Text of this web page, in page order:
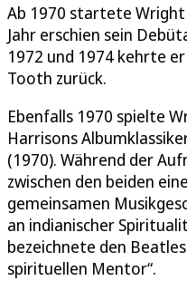
Ab 1970 startete
Jahr erschien sein
1972 und 1974 kehrte
Tooth zurück.
Ebenfalls 1970 spielte
Harrisons
(1970). Während der
zwischen den beiden
gemeinsamen
an indianischer
bezeichnete den
spirituellen Mentor“.